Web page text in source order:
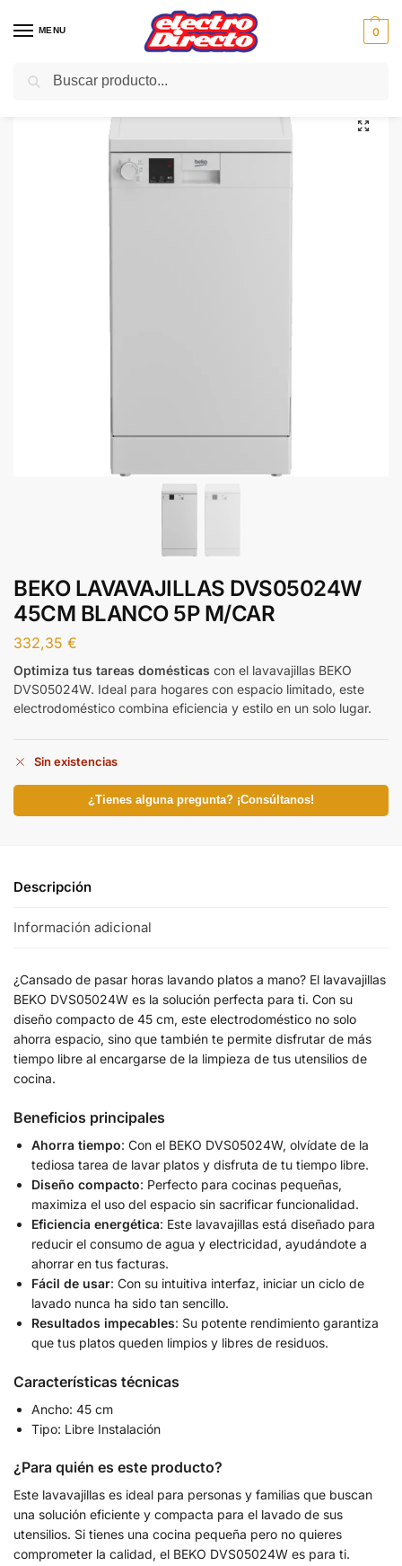
MENU 0
Inicio Gama blanca Lavavajillas
BEKO LAVAVAJILLAS DVS05024W
45CM BLANCO 5P M/CAR
332,35 €
Optimiza tus tareas domésticas con el lavavajillas BEKO
DVS05024W. Ideal para hogares con espacio limitado, este
electrodoméstico combina eficiencia y estilo en un solo lugar.
Sin existencias
¿Tienes alguna pregunta? ¡Consúltanos!
Descripción
Información adicional
¿Cansado de pasar horas lavando platos a mano? El lavavajillas
BEKO DVS05024W es la solución perfecta para ti. Con su
diseño compacto de 45 cm, este electrodoméstico no solo
ahorra espacio, sino que también te permite disfrutar de más
tiempo libre al encargarse de la limpieza de tus utensilios de
cocina.
Beneficios principales
Ahorra tiempo: Con el BEKO DVS05024W, olvídate de la
tediosa tarea de lavar platos y disfruta de tu tiempo libre.
Diseño compacto: Perfecto para cocinas pequeñas,
maximiza el uso del espacio sin sacrificar funcionalidad.
Eficiencia energética: Este lavavajillas está diseñado para
reducir el consumo de agua y electricidad, ayudándote a
ahorrar en tus facturas.
Fácil de usar: Con su intuitiva interfaz, iniciar un ciclo de
lavado nunca ha sido tan sencillo.
Resultados impecables: Su potente rendimiento garantiza
que tus platos queden limpios y libres de residuos.
Características técnicas
Ancho: 45 cm
Tipo: Libre Instalación
¿Para quién es este producto?
Este lavavajillas es ideal para personas y familias que buscan
una solución eficiente y compacta para el lavado de sus
utensilios. Si tienes una cocina pequeña pero no quieres
comprometer la calidad, el BEKO DVS05024W es para ti.